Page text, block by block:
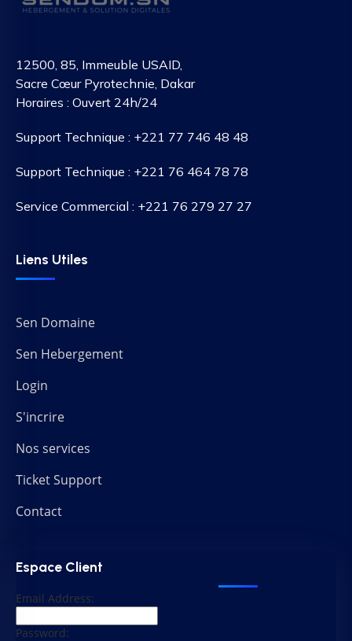
12500, 85, Immeuble USAID,
Sacre Cœur Pyrotechnie, Dakar
Horaires : Ouvert 24h/24
Support Technique : +221 77 746 48 48
Support Technique : +221 76 464 78 78
Service Commercial : +221 76 279 27 27
Liens Utiles
Sen Domaine
Sen Hebergement
Login
S'incrire
Nos services
Ticket Support
Contact
Espace Client
Email Address:
Password: